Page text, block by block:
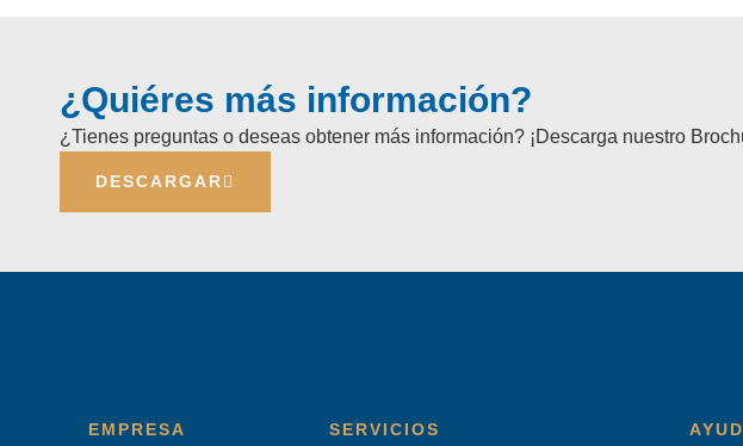
¿Quiéres más información?
¿Tienes preguntas o deseas obtener más información? ¡Descarga nuestro
DESCARGAR
EMPRESA SERVICIOS